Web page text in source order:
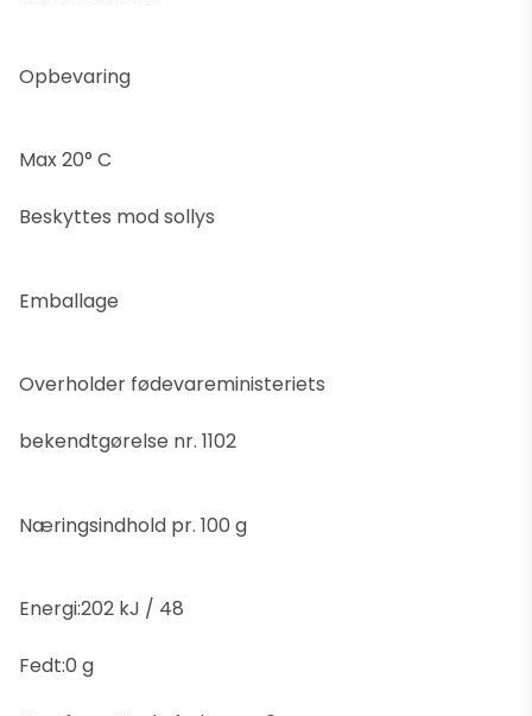
Opbevaring
Max 20° C
Beskyttes mod sollys
Emballage
Overholder fødevareministeriets
bekendtgørelse nr. 1102
Næringsindhold pr. 100 g
Energi:202 kJ / 48
Fedt:0 g